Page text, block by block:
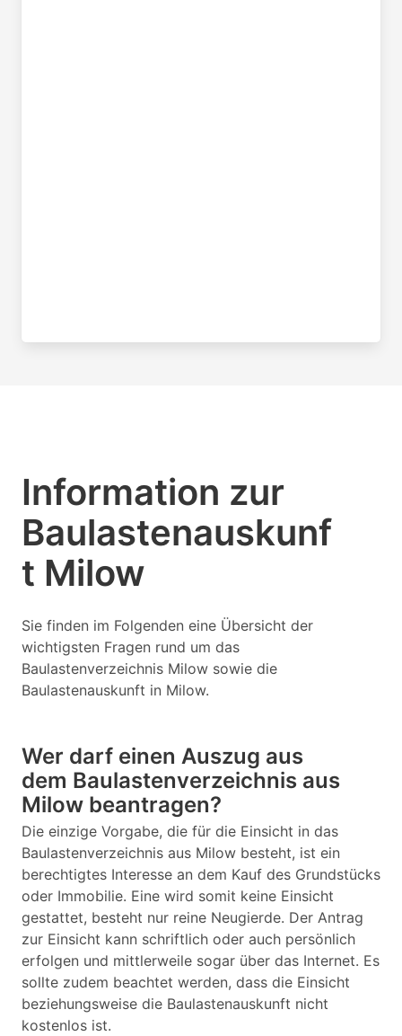
Information zur
Baulastenauskunf
t Milow
Sie finden im Folgenden eine Übersicht der
wichtigsten Fragen rund um das
Baulastenverzeichnis Milow sowie die
Baulastenauskunft in Milow.
Wer darf einen Auszug aus
dem Baulastenverzeichnis aus
Milow beantragen?
Die einzige Vorgabe, die für die Einsicht in das
Baulastenverzeichnis aus Milow besteht, ist ein
berechtigtes Interesse an dem Kauf des Grundstücks
oder Immobilie. Eine wird somit keine Einsicht
gestattet, besteht nur reine Neugierde. Der Antrag
zur Einsicht kann schriftlich oder auch persönlich
erfolgen und mittlerweile sogar über das Internet. Es
sollte zudem beachtet werden, dass die Einsicht
beziehungsweise die Baulastenauskunft nicht
kostenlos ist.